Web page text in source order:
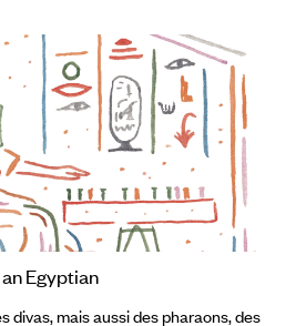
lieu rassemblant tous les savoirs.
Egyptian
divas, mais aussi des pharaons, des